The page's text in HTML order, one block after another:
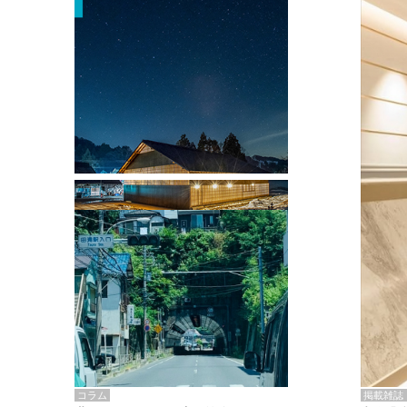
掲載雑誌
掲載雑誌・書籍
『街歩き研修「アールデコとモダニズ
ム、和風バロック」』のレポート記事が
掲載
コラム